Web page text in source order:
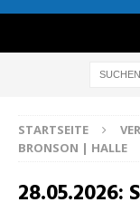
STARTSEITE
BRONSON | HALLE
28.05.2026: